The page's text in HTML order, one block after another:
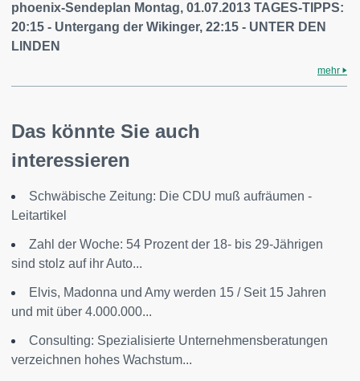
phoenix-Sendeplan Montag, 01.07.2013 TAGES-TIPPS:
20:15 - Untergang der Wikinger, 22:15 - UNTER DEN
LINDEN
mehr
Das könnte Sie auch
interessieren
Schwäbische Zeitung: Die CDU muß aufräumen -
Leitartikel
Zahl der Woche: 54 Prozent der 18- bis 29-Jährigen
sind stolz auf ihr Auto...
Elvis, Madonna und Amy werden 15 / Seit 15 Jahren
und mit über 4.000.000...
Consulting: Spezialisierte Unternehmensberatungen
verzeichnen hohes Wachstum...